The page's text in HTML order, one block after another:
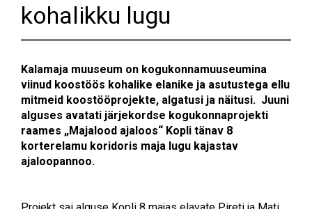
kohalikku lugu
Kalamaja muuseum on kogukonnamuuseumina
viinud koostöös kohalike elanike ja asutustega ellu
mitmeid koostööprojekte, algatusi ja näitusi. Juuni
alguses avatati järjekordse kogukonnaprojekti
raames „Majalood ajaloos“ Kopli tänav 8
korterelamu koridoris maja lugu kajastav
ajaloopannoo.